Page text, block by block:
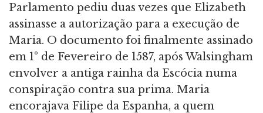
Parlamento pediu duas vezes que Elizabeth
assinasse a autorização para a execução de
Maria. O documento foi finalmente assinado
em 1° de Fevereiro de 1587, após Walsingham
envolver a antiga rainha da Escócia numa
conspiração contra sua prima. Maria
encorajava Filipe da Espanha, a quem